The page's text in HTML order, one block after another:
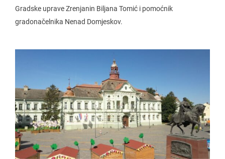
Gradske uprave Zrenjanin Biljana Tomić i pomoćnik
gradonačelnika Nenad Domjeskov.